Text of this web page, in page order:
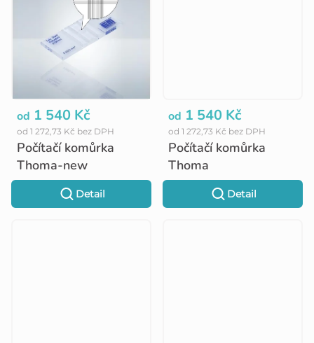
Počítačí komůrka
Thoma-new
od 1 272,73 Kč bez DPH
od 1 540 Kč
Detail
Počítačí komůrka
Thoma
od 1 272,73 Kč bez DPH
od 1 540 Kč
Detail